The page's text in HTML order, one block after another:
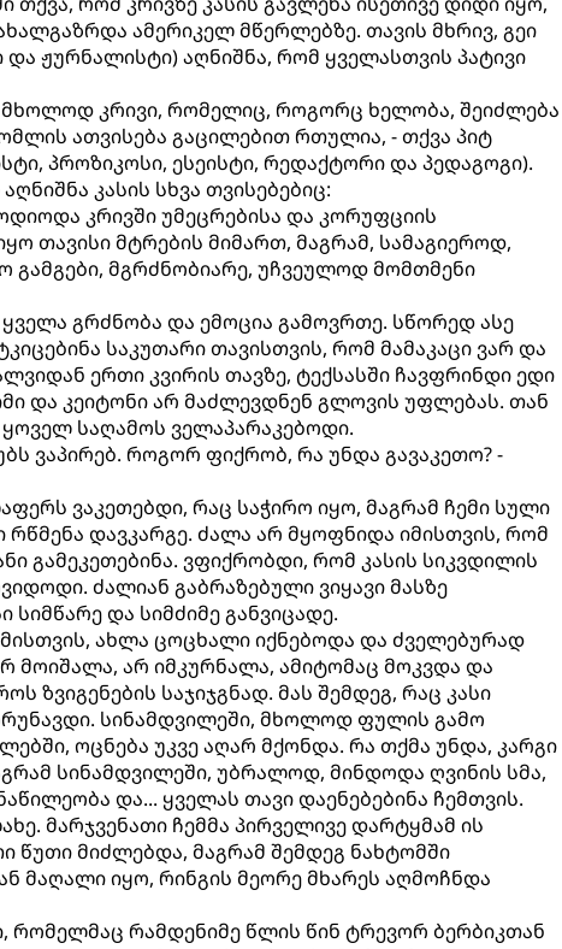
ამერიკელ მწერლებზე. თავის მხრივ, გეი
ჟურნალისტი) აღნიშნა, რომ ყველასთვის პატივი
მხოლოდ კრივი, რომელიც, როგორც ხელობა, შეიძლება
ათვისება გაცილებით რთულია, - თქვა პიტ
პროზიკოსი, ესეისტი, რედაქტორი და პედაგოგი).
კასის სხვა თვისებებიც:
კრივში უმეცრებისა და კორუფციის
თავისი მტრების მიმართ, მაგრამ, სამაგიეროდ,
გამგები, მგრძნობიარე, უჩვეულოდ მომთმენი
ყველა გრძნობა და ემოცია გამოვრთე. სწორედ ასე
საკუთარი თავისთვის, რომ მამაკაცი ვარ და
ერთი კვირის თავზე, ტექსასში ჩავფრინდი ედი
და კეიტონი არ მაძლევდნენ გლოვის უფლებას. თან
საღამოს ველაპარაკებოდი.
ვაპირებ. როგორ ფიქრობ, რა უნდა გავაკეთო? -
ვაკეთებდი, რაც საჭირო იყო, მაგრამ ჩემი სული
დავკარგე. ძალა არ მყოფნიდა იმისთვის, რომ
გამეკეთებინა. ვფიქრობდი, რომ კასის სიკვდილის
ძალიან გაბრაზებული ვიყავი მასზე
და სიმძიმე განვიცადე.
ახლა ცოცხალი იქნებოდა და ძველებურად
მოიშალა, არ იმკურნალა, ამიტომაც მოკვდა და
ზვიგენების საჯიჯგნად. მას შემდეგ, რაც კასი
სინამდვილეში, მხოლოდ ფულის გამო
ოცნება უკვე აღარ მქონდა. რა თქმა უნდა, კარგი
სინამდვილეში, უბრალოდ, მინდოდა ღვინის სმა,
და... ყველას თავი დაენებებინა ჩემთვის.
მარჯვენათი ჩემმა პირველივე დარტყმამ ის
წუთი მიძლებდა, მაგრამ შემდეგ ნახტომში
მაღალი იყო, რინგის მეორე მხარეს აღმოჩნდა
რომელმაც რამდენიმე წლის წინ ტრევორ ბერბიკთან